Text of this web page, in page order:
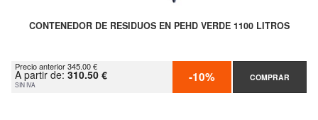
CONTENEDOR DE RESIDUOS EN PEHD VERDE 1100 LITROS
Precio anterior 345.00 €
A partir de: 310.50 €
SIN IVA -10% COMPRAR